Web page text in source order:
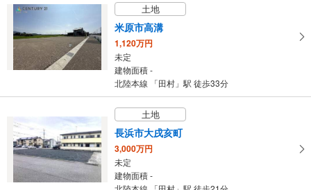
土地
米原市高溝
1,120万円
未定
建物面積 -
北陸本線 「田村」駅 徒歩33分
土地
長浜市大戌亥町
3,000万円
未定
建物面積 -